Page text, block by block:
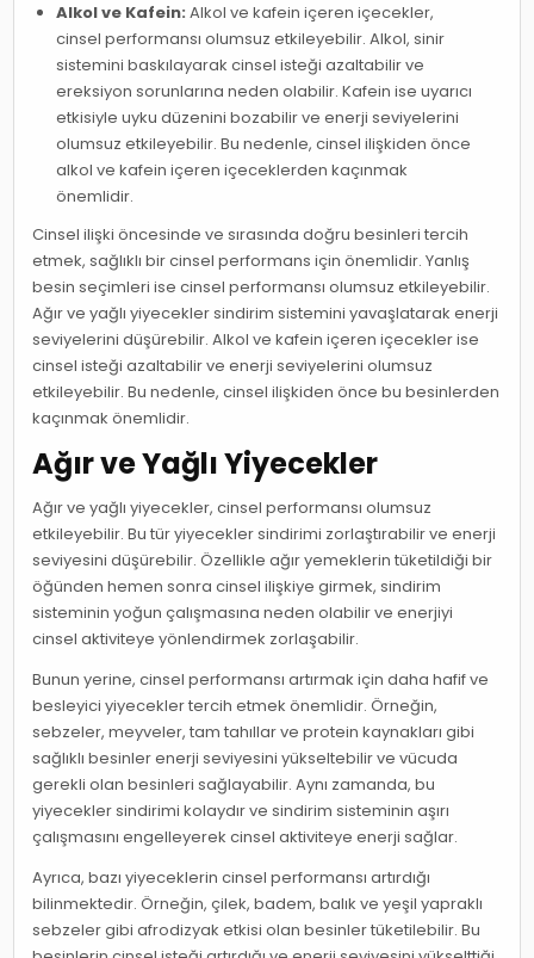
Alkol ve Kafein: Alkol ve kafein içeren içecekler,
cinsel performansı olumsuz etkileyebilir. Alkol, sinir
sistemini baskılayarak cinsel isteği azaltabilir ve
ereksiyon sorunlarına neden olabilir. Kafein ise uyarıcı
etkisiyle uyku düzenini bozabilir ve enerji seviyelerini
olumsuz etkileyebilir. Bu nedenle, cinsel ilişkiden önce
alkol ve kafein içeren içeceklerden kaçınmak
önemlidir.
Cinsel ilişki öncesinde ve sırasında doğru besinleri tercih
etmek, sağlıklı bir cinsel performans için önemlidir. Yanlış
besin seçimleri ise cinsel performansı olumsuz etkileyebilir.
Ağır ve yağlı yiyecekler sindirim sistemini yavaşlatarak enerji
seviyelerini düşürebilir. Alkol ve kafein içeren içecekler ise
cinsel isteği azaltabilir ve enerji seviyelerini olumsuz
etkileyebilir. Bu nedenle, cinsel ilişkiden önce bu besinlerden
kaçınmak önemlidir.
Ağır ve Yağlı Yiyecekler
Ağır ve yağlı yiyecekler, cinsel performansı olumsuz
etkileyebilir. Bu tür yiyecekler sindirimi zorlaştırabilir ve enerji
seviyesini düşürebilir. Özellikle ağır yemeklerin tüketildiği bir
öğünden hemen sonra cinsel ilişkiye girmek, sindirim
sisteminin yoğun çalışmasına neden olabilir ve enerjiyi
cinsel aktiviteye yönlendirmek zorlaşabilir.
Bunun yerine, cinsel performansı artırmak için daha hafif ve
besleyici yiyecekler tercih etmek önemlidir. Örneğin,
sebzeler, meyveler, tam tahıllar ve protein kaynakları gibi
sağlıklı besinler enerji seviyesini yükseltebilir ve vücuda
gerekli olan besinleri sağlayabilir. Aynı zamanda, bu
yiyecekler sindirimi kolaydır ve sindirim sisteminin aşırı
çalışmasını engelleyerek cinsel aktiviteye enerji sağlar.
Ayrıca, bazı yiyeceklerin cinsel performansı artırdığı
bilinmektedir. Örneğin, çilek, badem, balık ve yeşil yapraklı
sebzeler gibi afrodizyak etkisi olan besinler tüketilebilir. Bu